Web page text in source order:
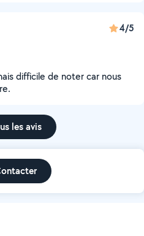
4/5
difficile de noter car nous
les avis